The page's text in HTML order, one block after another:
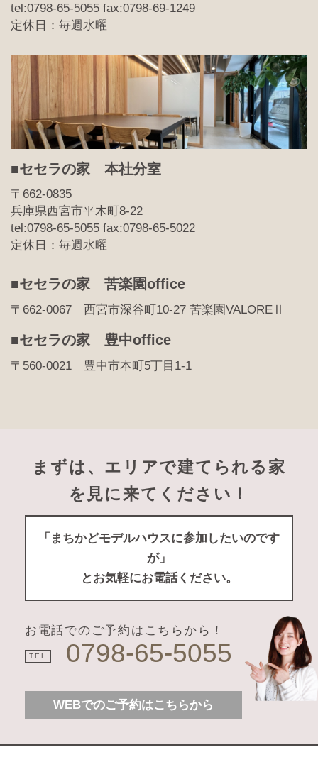
tel:0798-65-5055 fax:0798-69-1249
定休日：毎週水曜
■セセラの家 本社分室
〒662-0835
兵庫県西宮市平木町8-22
tel:0798-65-5055 fax:0798-65-5022
定休日：毎週水曜
■セセラの家 苦楽園office
〒662-0067 西宮市深谷町10-27 苦楽園VALOREⅡ
■セセラの家 豊中office
〒560-0021 豊中市本町5丁目1-1
まずは、エリアで建てられる家
を見に来てください！
「まちかどモデルハウスに参加したいのです
が」
とお気軽にお電話ください。
お電話でのご予約はこちらから！
TEL 0798-65-5055
WEBでのご予約はこちらから